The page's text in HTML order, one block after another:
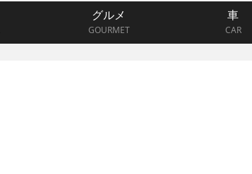
グルメ
GOURMET
車
CAR